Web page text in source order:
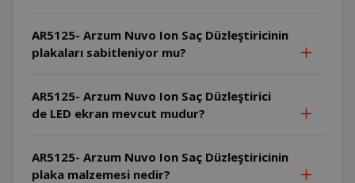
AR5125- Arzum Nuvo Ion Saç Düzleştiricinin
plakaları sabitleniyor mu?
AR5125- Arzum Nuvo Ion Saç Düzleştirici
de LED ekran mevcut mudur?
AR5125- Arzum Nuvo Ion Saç Düzleştiricinin
plaka malzemesi nedir?